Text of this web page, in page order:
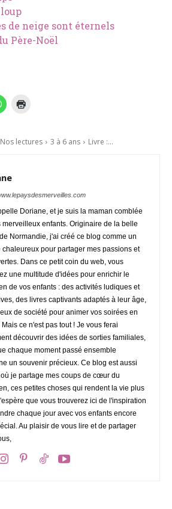
de neige sont éternels
Père-Noël
Nos lectures 3 à 6 ans Livre :...
Doriane, et je suis la maman comblée
merveilleux enfants. Originaire de la belle
Normandie, j'ai créé ce blog comme un
chaleureux pour partager mes passions et
Dans ce petit coin du web, vous
une multitude d'idées pour enrichir le
de vos enfants : des activités ludiques et
des livres captivants adaptés à leur âge,
de société pour animer vos soirées en
ce n'est pas tout ! Je vous ferai
découvrir des idées de sorties familiales,
chaque moment passé ensemble
un souvenir précieux. Ce blog est aussi
je partage mes coups de cœur du
ces petites choses qui rendent la vie plus
que vous trouverez ici de l'inspiration
chaque jour avec vos enfants encore
Au plaisir de vous lire et de partager